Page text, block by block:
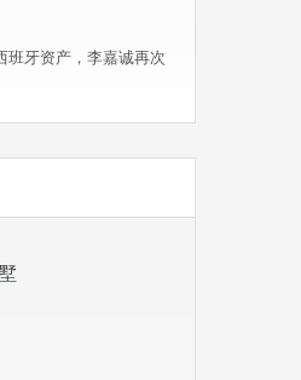
班牙资产，李嘉诚再次